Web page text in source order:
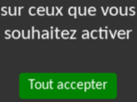
sur ceux que vous
souhaitez activer
Tout accepter